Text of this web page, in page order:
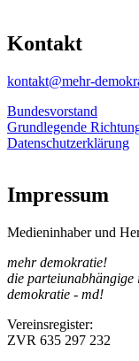
Kontakt
kontakt@mehr-
Bundesvorstand
Grundlegende
Datenschutzerklärung
Impressum
Medieninhaber und
mehr demokratie!
die
demokratie - md!
Vereinsregister:
ZVR 635 297 232